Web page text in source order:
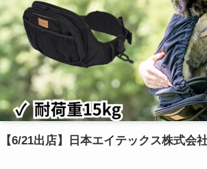
【6/21出店】日本エイテックス株式会